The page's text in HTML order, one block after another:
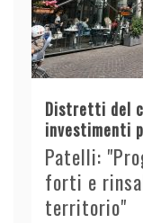
Distretti del
investimenti
Patelli:
forti e
territorio"